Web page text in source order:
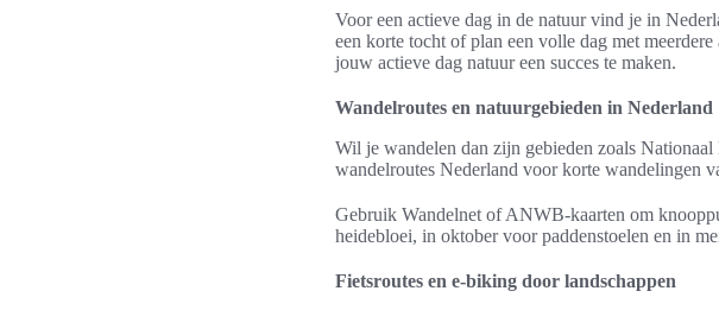
Voor een actieve dag in de natuur vind je in
een korte tocht of plan een volle dag met
jouw actieve dag natuur een succes te maken.
Wandelroutes en natuurgebieden in Nederland
Wil je wandelen dan zijn gebieden zoals
wandelroutes Nederland voor korte wandelingen
Gebruik Wandelnet of ANWB-kaarten om
heidebloei, in oktober voor paddenstoelen en in
Fietsroutes en e-biking door landschappen